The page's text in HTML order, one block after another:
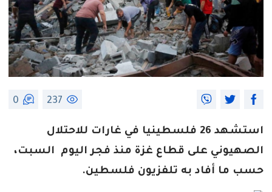
237
0
استشهد 26 فلسطينيا في غارات للاحتلال
الصهيوني على قطاع غزة منذ فجر اليوم السبت،
حسب ما أفاد به تلفزيون فلسطين.